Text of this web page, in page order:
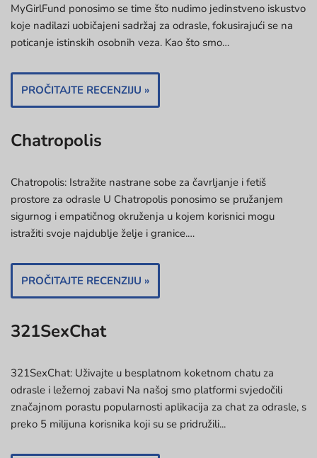
MyGirlFund ponosimo se time što nudimo jedinstveno iskustvo
koje nadilazi uobičajeni sadržaj za odrasle, fokusirajući se na
poticanje istinskih osobnih veza. Kao što smo…
PROČITAJTE RECENZIJU »
Chatropolis
Chatropolis: Istražite nastrane sobe za čavrljanje i fetiš
prostore za odrasle U Chatropolis ponosimo se pružanjem
sigurnog i empatičnog okruženja u kojem korisnici mogu
istražiti svoje najdublje želje i granice.…
PROČITAJTE RECENZIJU »
321SexChat
321SexChat: Uživajte u besplatnom koketnom chatu za
odrasle i ležernoj zabavi Na našoj smo platformi svjedočili
značajnom porastu popularnosti aplikacija za chat za odrasle, s
preko 5 milijuna korisnika koji su se pridružili...